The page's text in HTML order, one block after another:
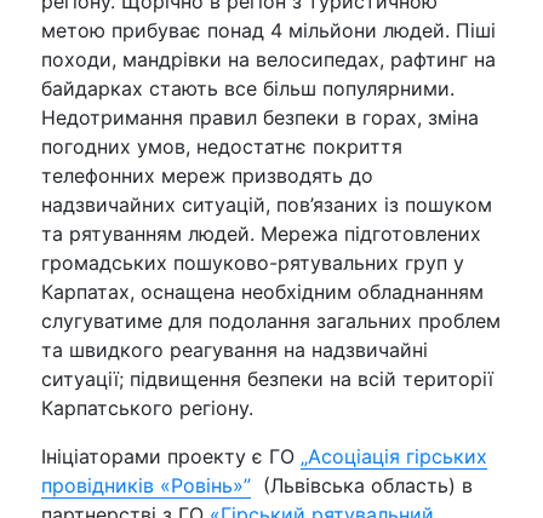
метою прибуває понад 4 мільйони людей. Піші
походи, мандрівки на велосипедах, рафтинг на
байдарках стають все більш популярними.
Недотримання правил безпеки в горах, зміна
погодних умов, недостатнє покриття
телефонних мереж призводять до
надзвичайних ситуацій, пов’язаних із пошуком
та рятуванням людей. Мережа підготовлених
громадських пошуково-рятувальних груп у
Карпатах, оснащена необхідним обладнанням
слугуватиме для подолання загальних проблем
та швидкого реагування на надзвичайні
ситуації; підвищення безпеки на всій території
Карпатського регіону.
Ініціаторами проекту є ГО „Асоціація гірських
провідників «Ровінь»” (Львівська область) в